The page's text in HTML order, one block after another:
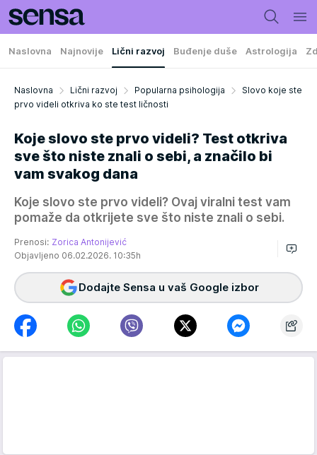
Naslovna Najnovije Lični razvoj Buđenje duše Astrologija
Naslovna Lični razvoj Popularna psihologija
Slovo koje ste
prvo videli otkriva ko ste test ličnosti
Koje slovo ste prvo videli? Test otkriva
sve što niste znali o sebi, a značilo bi
vam svakog dana
Koje slovo ste prvo videli? Ovaj viralni test vam
pomaže da otkrijete sve što niste znali o sebi.
Prenosi: Zorica Antonijević
Objavljeno 06.02.2026. 10:35h
Dodajte Sensa u vaš Google izbor